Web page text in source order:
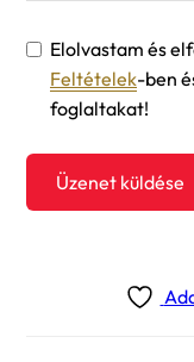
Elolvastam és
Feltételek-ben
foglaltakat!
Üzenet küldése